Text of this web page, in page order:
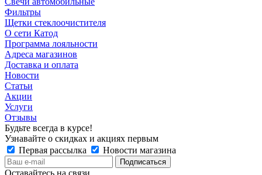
Фильтры
Щетки стеклоочистителя
О сети Катод
Программа лояльности
Адреса магазинов
Доставка и оплата
Новости
Статьи
Акции
Услуги
Отзывы
Будьте всегда в курсе!
Узнавайте о скидках и акциях первым
Первая рассылка
Новости магазина
Оставайтесь на связи